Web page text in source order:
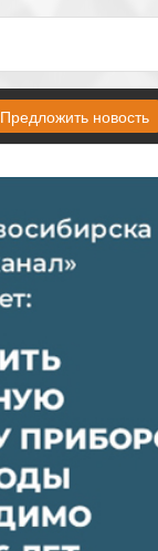
Предложить новость